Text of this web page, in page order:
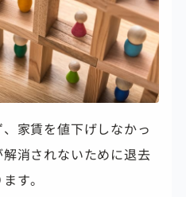
家賃を値下げしなかっ
消されないために退去
す。